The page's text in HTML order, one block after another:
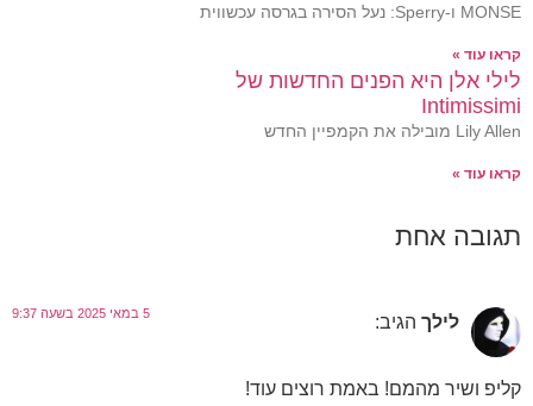
MONSE ו-Sperry: נעל הסירה בגרסה עכשווית
קראו עוד »
לילי אלן היא הפנים החדשות של
Intimissimi
Lily Allen מובילה את הקמפיין החדש
קראו עוד »
תגובה אחת
לילך הגיב: 5 במאי 2025 בשעה 9:37
קליפ ושיר מהמם! באמת רוצים עוד!